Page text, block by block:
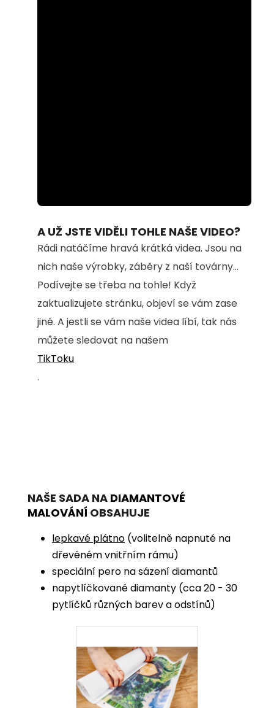
28.45%
A UŽ JSTE VIDĚLI TOHLE NAŠE VIDEO?
Rádi natáčíme hravá krátká videa. Jsou na
nich naše výrobky, záběry z naší továrny...
Podívejte se třeba na tohle! Když
zaktualizujete stránku, objeví se vám zase
jiné. A jestli se vám naše videa líbí, tak nás
můžete sledovat na našem
TikToku
.
NAŠE SADA NA DIAMANTOVÉ
MALOVÁNÍ OBSAHUJE
lepkavé plátno (volitelně napnuté na
dřevěném vnitřním rámu)
speciální pero na sázení diamantů
napytlíčkované diamanty (cca 20 - 30
pytlíčků různých barev a odstínů)